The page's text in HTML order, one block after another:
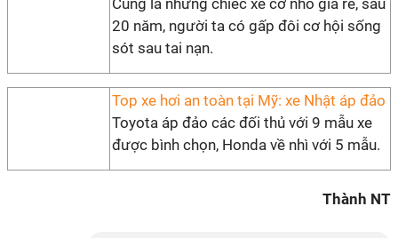
Cùng là những chiếc xe cỡ nhỏ giá rẻ, sau
20 năm, người ta có gấp đôi cơ hội sống
sót sau tai nạn.
Top xe hơi an toàn tại Mỹ: xe Nhật áp đảo
Toyota áp đảo các đối thủ với 9 mẫu xe
được bình chọn, Honda về nhì với 5 mẫu.
Thành NT